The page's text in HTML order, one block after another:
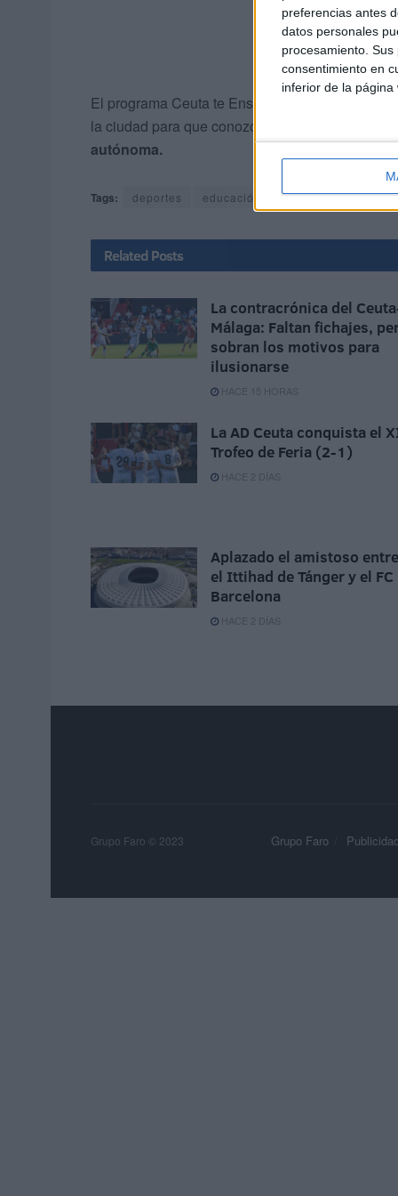
preferencias antes
datos personales
procesamiento.
consentimiento en
inferior de la página
El programa Ceuta te Enseña fomenta
la ciudad para que conozcan las diversas
autónoma.
Tags: deportes educación Federación de
Related Posts
La contracrónica del
Málaga: Faltan fichajes,
sobran los motivos para
ilusionarse
HACE 15 HORAS
La AD Ceuta conquista el
Trofeo de Feria (2-1)
HACE 2 DÍAS
Aplazado el amistoso entre
el Ittihad de Tánger y el FC
Barcelona
HACE 2 DÍAS
Grupo Faro Publicidad
Grupo Faro © 2023